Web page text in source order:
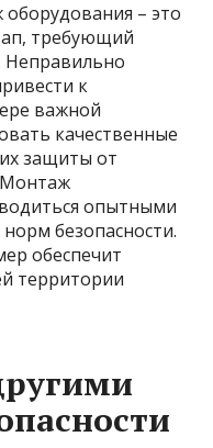
– это
требующий
Неправильно
к
важной
качественные
защиты от
Монтаж
опытными
безопасности.
обеспечит
территории